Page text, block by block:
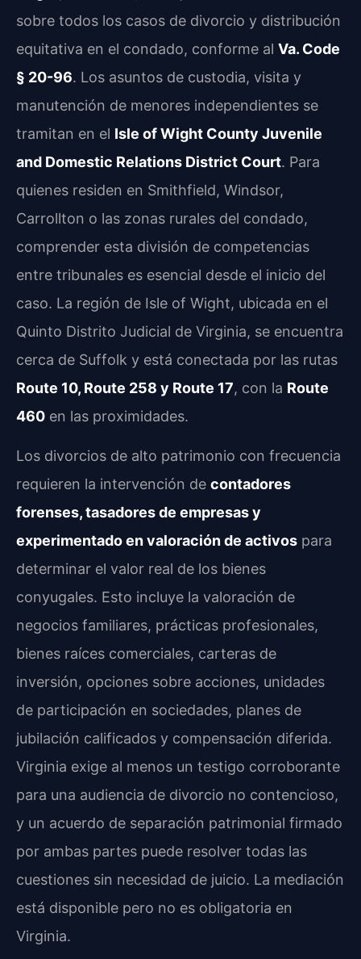
sobre todos los casos de divorcio y distribución
equitativa en el condado, conforme al Va. Code
§ 20-96. Los asuntos de custodia, visita y
manutención de menores independientes se
tramitan en el Isle of Wight County Juvenile
and Domestic Relations District Court. Para
quienes residen en Smithfield, Windsor,
Carrollton o las zonas rurales del condado,
comprender esta división de competencias
entre tribunales es esencial desde el inicio del
caso. La región de Isle of Wight, ubicada en el
Quinto Distrito Judicial de Virginia, se encuentra
cerca de Suffolk y está conectada por las rutas
Route 10, Route 258 y Route 17, con la Route
460 en las proximidades.
Los divorcios de alto patrimonio con frecuencia
requieren la intervención de contadores
forenses, tasadores de empresas y
experimentado en valoración de activos para
determinar el valor real de los bienes
conyugales. Esto incluye la valoración de
negocios familiares, prácticas profesionales,
bienes raíces comerciales, carteras de
inversión, opciones sobre acciones, unidades
de participación en sociedades, planes de
jubilación calificados y compensación diferida.
Virginia exige al menos un testigo corroborante
para una audiencia de divorcio no contencioso,
y un acuerdo de separación patrimonial firmado
por ambas partes puede resolver todas las
cuestiones sin necesidad de juicio. La mediación
está disponible pero no es obligatoria en
Virginia.